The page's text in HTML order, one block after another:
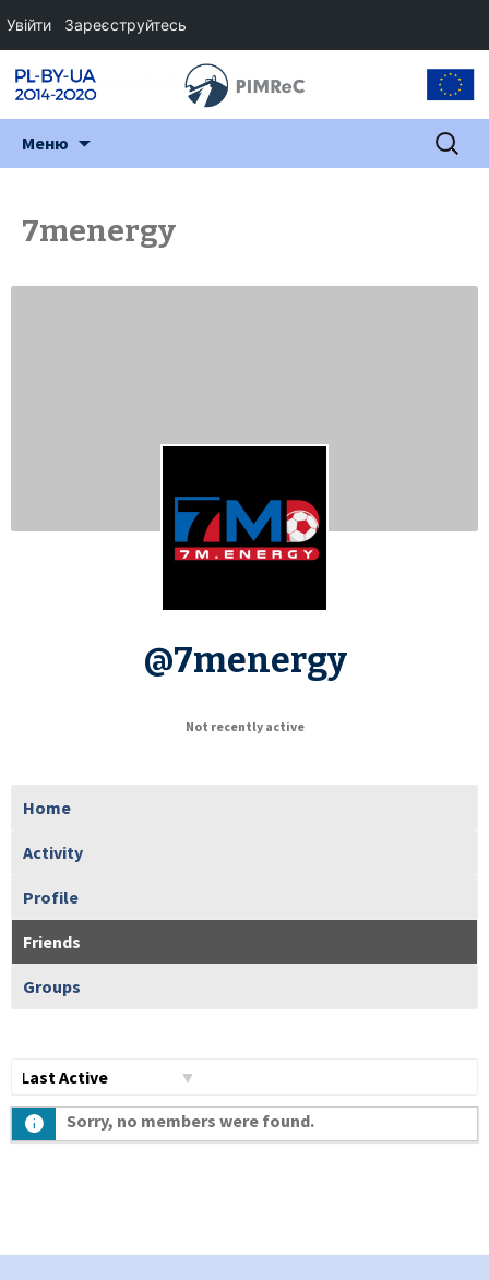
Меню Пошук:
7menergy
@7menergy
Not recently active
Home
Activity
Profile
Friends
Groups
Sorry, no members were found.
Увійти Зареєструйтесь